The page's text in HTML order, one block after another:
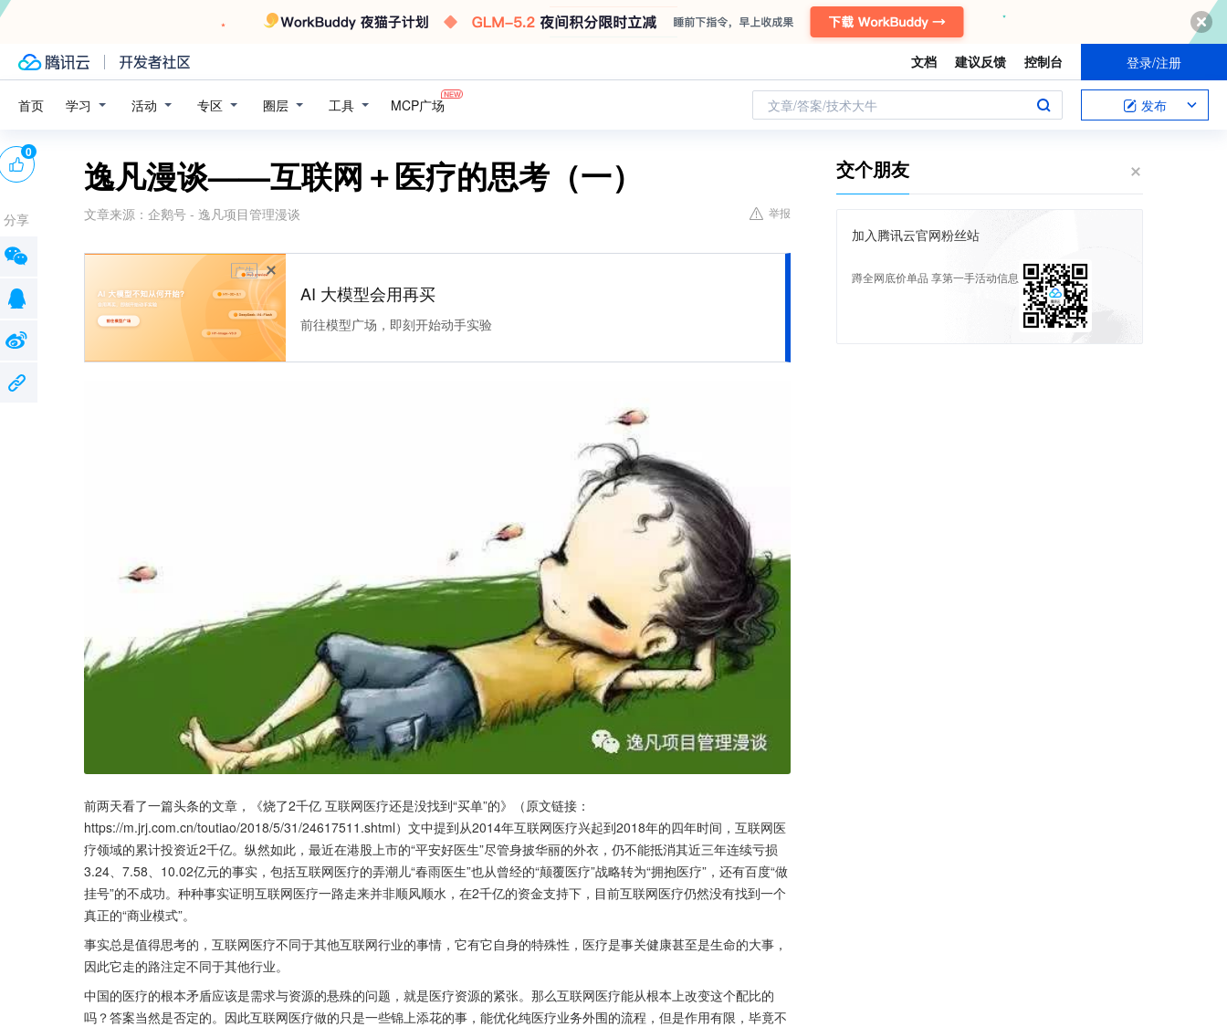
文档 建议反馈 控制台 登录/注册
首页 学习 活动 专区 圈层 工具 MCP广场 文章/答案/技术大牛 发布
逸凡漫谈——互联网＋医疗的思考（一）
文章来源： 企鹅号 - 逸凡项目管理漫谈 举报
广告
AI 大模型会用再买
前往模型广场，即刻开始动手实验
前两天看了一篇头条的文章，《烧了2千亿 互联网医疗还是没找到“买单”的》（原文链接：
https://m.jrj.com.cn/toutiao/2018/5/31/24617511.shtml）文中提到从2014年互联网医疗兴起到2018年的四年时间，互联网医
疗领域的累计投资近2千亿。纵然如此，最近在港股上市的“平安好医生”尽管身披华丽的外衣，仍不能抵消其近三年连续亏损
3.24、7.58、10.02亿元的事实，包括互联网医疗的弄潮儿“春雨医生”也从曾经的“颠覆医疗”战略转为“拥抱医疗”，还有百度“做
挂号”的不成功。种种事实证明互联网医疗一路走来并非顺风顺水，在2千亿的资金支持下，目前互联网医疗仍然没有找到一个
真正的“商业模式”。
事实总是值得思考的，互联网医疗不同于其他互联网行业的事情，它有它自身的特殊性，医疗是事关健康甚至是生命的大事，
因此它走的路注定不同于其他行业。
中国的医疗的根本矛盾应该是需求与资源的悬殊的问题，就是医疗资源的紧张。那么互联网医疗能从根本上改变这个配比的
吗？答案当然是否定的。因此互联网医疗做的只是一些锦上添花的事，能优化纯医疗业务外围的流程，但是作用有限，毕竟不
0
分享
交个朋友
加入腾讯云官网粉丝站
蹲全网底价单品 享第一手活动信息